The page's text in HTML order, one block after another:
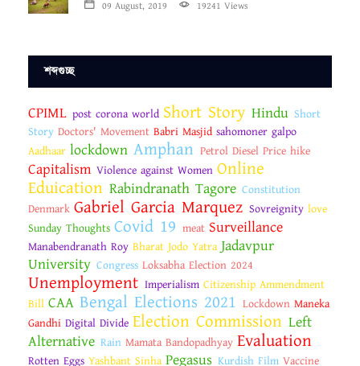
09 August, 2019 19241 Views
শব্দগুচ্ছ
CPIML post corona world Short Story Hindu Short
Story Doctors' Movement Babri Masjid sahomoner galpo
Aadhaar lockdown Amphan Petrol Diesel Price hike
Capitalism Violence against Women Online
Eduication Rabindranath Tagore Constitution
Denmark Gabriel Garcia Marquez Sovreignity love
Sunday Thoughts Covid 19 meat Surveillance
Manabendranath Roy Bharat Jodo Yatra Jadavpur
University Congress Loksabha Election 2024
Unemployment Imperialism Citizenship Ammendment
Bill CAA Bengal Elections 2021 Lockdown Maneka
Gandhi Digital Divide Election Commission Left
Alternative Rain Mamata Bandopadhyay Evaluation
Rotten Eggs Yashbant Sinha Pegasus Kurdish Film Vaccine